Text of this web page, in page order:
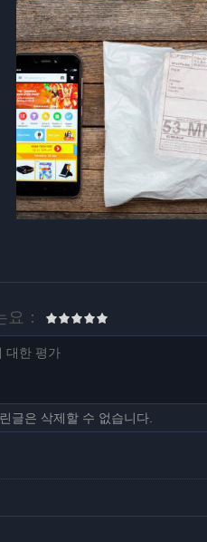
요：
글은 삭제할 수 없습니다.